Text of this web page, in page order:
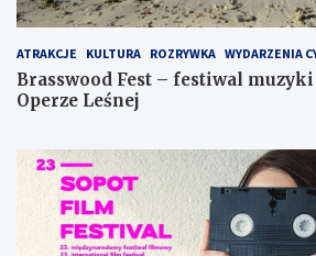
ATRAKCJE KULTURA ROZRYWKA WYDARZENIA
Brasswood Fest – festiwal
Operze Leśnej